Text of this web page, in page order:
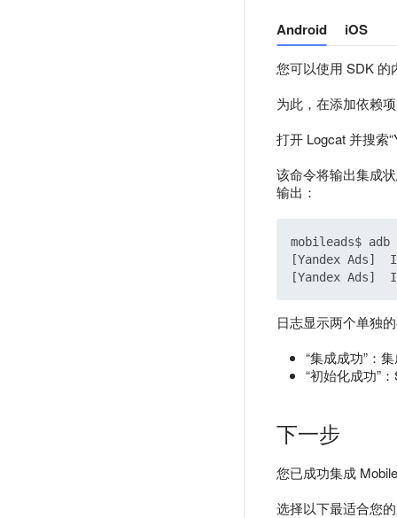
Android iOS
您可以使用 SDK 的
为此，在添加依赖
打开 Logcat 并搜索
该命令将输出集成
输出：
mobileads$
[Yandex Ads]
日志显示两个单独
“集成成功”：
“初始化成功”
下一步
您已成功集成
选择以下最适合您